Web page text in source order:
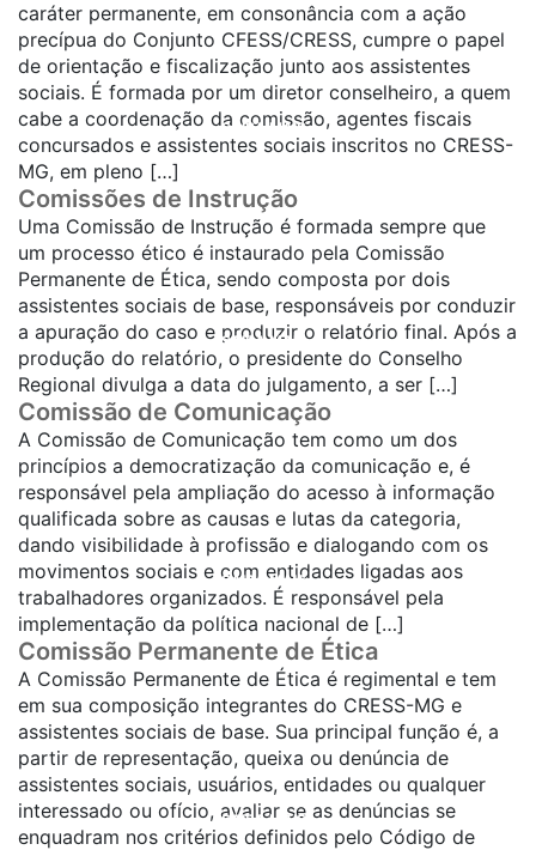
caráter permanente, em consonância com a ação
precípua do Conjunto CFESS/CRESS, cumpre o papel
de orientação e fiscalização junto aos assistentes
sociais. É formada por um diretor conselheiro, a quem
cabe a coordenação da comissão, agentes fiscais
concursados e assistentes sociais inscritos no CRESS-
MG, em pleno […]
SAIBA MAIS...
Comissões de Instrução
Uma Comissão de Instrução é formada sempre que
um processo ético é instaurado pela Comissão
Permanente de Ética, sendo composta por dois
assistentes sociais de base, responsáveis por conduzir
a apuração do caso e produzir o relatório final. Após a
produção do relatório, o presidente do Conselho
Regional divulga a data do julgamento, a ser […]
SAIBA MAIS...
Comissão de Comunicação
A Comissão de Comunicação tem como um dos
princípios a democratização da comunicação e, é
responsável pela ampliação do acesso à informação
qualificada sobre as causas e lutas da categoria,
dando visibilidade à profissão e dialogando com os
movimentos sociais e com entidades ligadas aos
trabalhadores organizados. É responsável pela
implementação da política nacional de […]
SAIBA MAIS...
Comissão Permanente de Ética
A Comissão Permanente de Ética é regimental e tem
em sua composição integrantes do CRESS-MG e
assistentes sociais de base. Sua principal função é, a
partir de representação, queixa ou denúncia de
assistentes sociais, usuários, entidades ou qualquer
interessado ou ofício, avaliar se as denúncias se
enquadram nos critérios definidos pelo Código de
SAIBA MAIS...